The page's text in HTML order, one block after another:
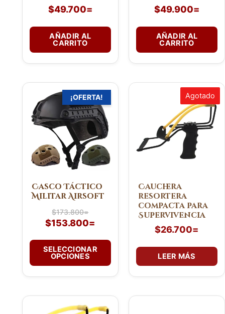
$49.700=
AÑADIR AL
CARRITO
$49.900=
AÑADIR AL
CARRITO
¡OFERTA!
Casco Táctico
Militar Airsoft
$173.800=
precio
original
era:
$173.800=.
$153.800=
El
precio
actual
es:
$153.800=.
SELECCIONAR
OPCIONES
producto
tiene
múltiples
variantes.
Las
opciones
pueden
elegir
de
producto
Agotado
Cauchera
resortera
compacta para
Supervivencia
$26.700=
LEER MÁS